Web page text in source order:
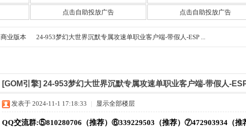
点击自助投放广告 点击自助投放广告
商业版本
›
24-953梦幻大世界沉默专属攻速单职业客户端-带假人-ESP ...
[GOM引擎] 24-953梦幻大世界沉默专属攻速单职业客户端-带假人-
发表于 2024-11-1 17:18:33 | 显示全部楼层
QQ交流群:⑤810280706（推荐）⑥339229503（推荐）⑦472903934（推